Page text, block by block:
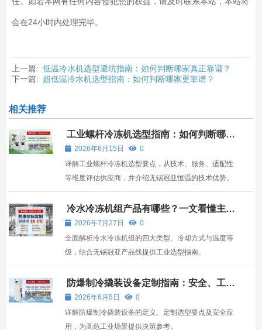
会在24小时内处理完毕。
上一篇: 低温冷水机选型避坑指南：如何判断哪家真正靠谱？
下一篇: 超低温冷水机选型指南：如何判断哪家更靠谱？
相关推荐
工业螺杆冷冻机选型指南：如何判断哪家
公司更可靠？
2026年6月15日
0
详解工业螺杆冷冻机选型要点，从技术、服务、适配性
等维度评估供应商，并介绍无锡冠亚恒温的技术优势。
冷水冷冻机组产品有哪些？一文看懂主流
类型与选型逻辑
2026年7月27日
0
全面解析冷水冷冻机组的四大类型、冷却方式与温度等
级，结合无锡冠亚产品线提供工业选型指南。
防爆制冷撬装设备定制指南：安全、工况
与选型全解析
2026年6月8日
0
详解防爆制冷撬装设备的定义、定制选型要点及安全应
用，为高危工业场景提供决策参考。